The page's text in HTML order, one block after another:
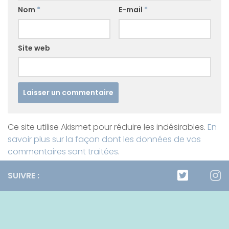
Nom * E-mail *
Site web
Ce site utilise Akismet pour réduire les indésirables. En
savoir plus sur la façon dont les données de vos
commentaires sont traitées.
SUIVRE :